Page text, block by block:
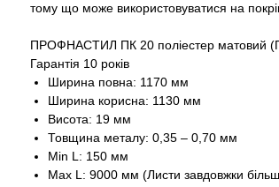
тому що може використовуватися на
ПРОФНАСТИЛ ПК 20 поліестер матовий
Гарантія 10 років
Ширина повна: 1170 мм
Ширина корисна: 1130 мм
Висота: 19 мм
Товщина металу: 0,35 – 0,70 мм
Min L: 150 мм
Max L: 9000 мм (Листи завдовжки